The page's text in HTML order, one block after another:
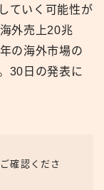
ていく可能性が
外売上20兆
の海外市場の
30日の発表に
確認くださ